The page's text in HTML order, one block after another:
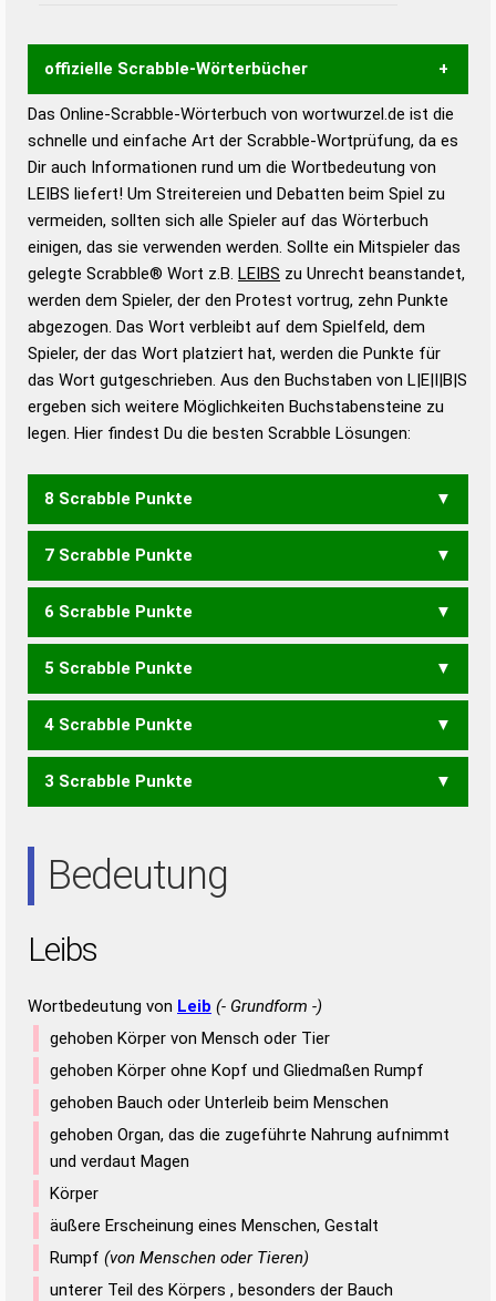
offizielle Scrabble-Wörterbücher
Wortwurzel liefert mit Hilfe eines semantischen
Wortanalyse-Algorithmus gute Anhaltspunkte zu
Wortbedeutung, Worttrennung und Wortform, um die
Gültigkeit eines Wortes für das Scrabble-Spiel zu
bestimmen!
zugelassene Turnier Scrabble-
Wörterbücher sind:
Duden – Standardwerk in 12 Bänden
Duden – Richtiges und gutes
Deutsch
Duden – Die deutsche Grammatik
Duden – Deutsches
Universalwörterbuch
Das Online-Scrabble-Wörterbuch von wortwurzel.de ist die
schnelle und einfache Art der Scrabble-Wortprüfung, da es
Dir auch Informationen rund um die Wortbedeutung von
LEIBS liefert! Um Streitereien und Debatten beim Spiel zu
vermeiden, sollten sich alle Spieler auf das Wörterbuch
einigen, das sie verwenden werden. Sollte ein Mitspieler das
gelegte Scrabble® Wort z.B. LEIBS zu Unrecht beanstandet,
werden dem Spieler, der den Protest vortrug, zehn Punkte
abgezogen. Das Wort verbleibt auf dem Spielfeld, dem
Spieler, der das Wort platziert hat, werden die Punkte für
das Wort gutgeschrieben. Aus den Buchstaben von L|E|I|B|S
ergeben sich weitere Möglichkeiten Buchstabensteine zu
legen. Hier findest Du die besten Scrabble Lösungen:
8 Scrabble Punkte
BEILS BEISL BLEIS BLIES
7 Scrabble Punkte
BEIL BELS BLEI LIEB
6 Scrabble Punkte
BEL LEB BISE SIEB
5 Scrabble Punkte
BEI BIS ILSE LEIS LIES
4 Scrabble Punkte
EIL
3 Scrabble Punkte
Bedeutung
Leibs
Wortbedeutung von Leib (- Grundform -)
gehoben Körper von Mensch oder Tier
gehoben Körper ohne Kopf und Gliedmaßen Rumpf
gehoben Bauch oder Unterleib beim Menschen
gehoben Organ, das die zugeführte Nahrung aufnimmt
und verdaut Magen
Körper
äußere Erscheinung eines Menschen, Gestalt
Rumpf (von Menschen oder Tieren)
unterer Teil des Körpers , besonders der Bauch